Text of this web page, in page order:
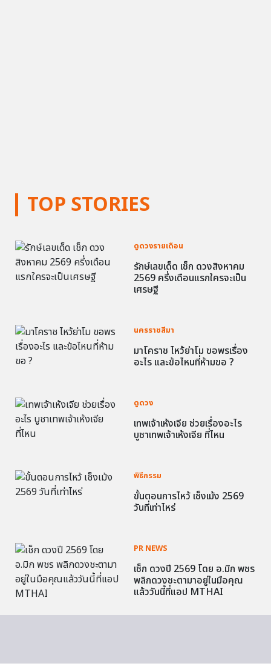
TOP STORIES
ดูดวงรายเดือน
รักษ์เลขเด็ด เช็ก ดวงสิงหาคม
2569 ครึ่งเดือนแรกใครจะเป็น
เศรษฐี
นครราชสีมา
มาโคราช ไหว้ย่าโม ขอพรเรื่อง
อะไร และข้อไหนที่ห้ามขอ ?
ดูดวง
เทพเจ้าเห้งเจีย ช่วยเรื่องอะไร
บูชาเทพเจ้าเห้งเจีย ที่ไหน
พิธีกรรม
ขั้นตอนการไหว้ เช็งเม้ง 2569
วันที่เท่าไหร่
PR NEWS
เช็ก ดวงปี 2569 โดย อ.มิก พชร
พลิกดวงชะตามาอยู่ในมือคุณ
แล้ววันนี้ที่แอป MTHAI